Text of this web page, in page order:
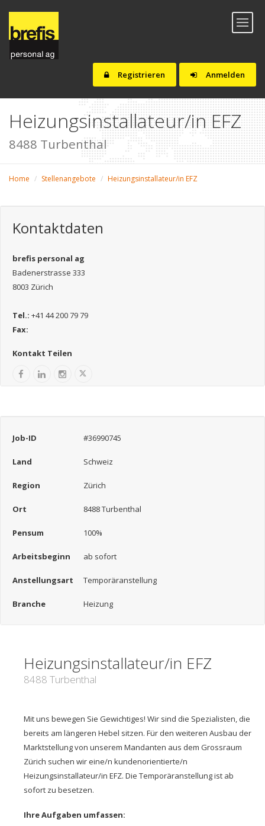
Anmelden
Registrieren
Toggle
Heizungsinstallateur/in EFZ
8488 Turbenthal
Home Stellenangebote Heizungsinstallateur/in EFZ
Kontaktdaten
brefis personal ag
Badenerstrasse 333
8003 Zürich
Tel.: +41 44 200 79 79
Fax:
Kontakt Teilen
Job-ID #36990745
Land Schweiz
Region Zürich
Ort 8488 Turbenthal
Pensum 100%
Arbeitsbeginn ab sofort
Anstellungsart Temporäranstellung
Branche Heizung
Heizungsinstallateur/in EFZ
8488 Turbenthal
Mit uns bewegen Sie Gewichtiges! Wir sind die Spezialisten, die
bereits am längeren Hebel sitzen. Für den weiteren Ausbau der
Marktstellung von unserem Mandanten aus dem Grossraum
Zürich suchen wir eine/n kundenorientierte/n
Heizungsinstallateur/in EFZ. Die Temporäranstellung ist ab
sofort zu besetzen.
Ihre Aufgaben umfassen: